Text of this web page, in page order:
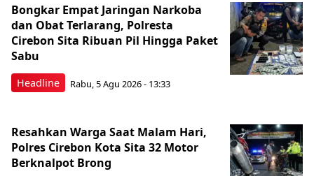
Headline
Bongkar Empat Jaringan Narkoba
dan Obat Terlarang, Polresta
Cirebon Sita Ribuan Pil Hingga Paket
Sabu
Rabu, 5 Agu 2026 - 13:33
Resahkan Warga Saat Malam Hari,
Polres Cirebon Kota Sita 32 Motor
Berknalpot Brong